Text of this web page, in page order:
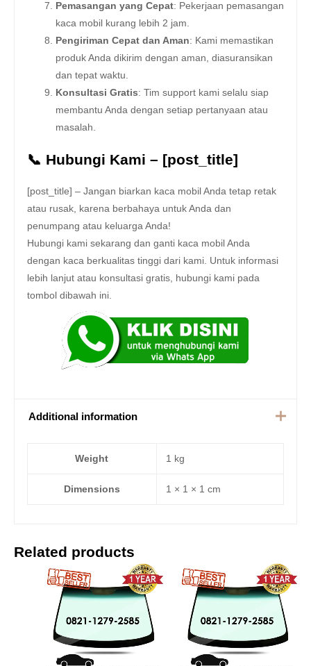
Pemasangan yang Cepat: Pekerjaan pemasangan
kaca mobil kurang lebih 2 jam.
Pengiriman Cepat dan Aman: Kami memastikan
produk Anda dikirim dengan aman, diasuransikan
dan tepat waktu.
Konsultasi Gratis: Tim support kami selalu siap
membantu Anda dengan setiap pertanyaan atau
masalah.
📞 Hubungi Kami – [post_title]
[post_title] – Jangan biarkan kaca mobil Anda tetap retak
atau rusak, karena berbahaya untuk Anda dan
penumpang atau keluarga Anda!
Hubungi kami sekarang dan ganti kaca mobil Anda
dengan kaca berkualitas tinggi dari kami. Untuk informasi
lebih lanjut atau konsultasi gratis, hubungi kami pada
tombol dibawah ini.
Additional information
Weight 1 kg
Dimensions 1 × 1 × 1 cm
Related products